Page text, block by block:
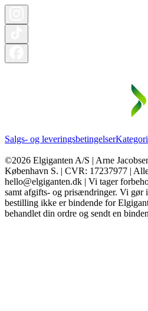
Salgs- og leveringsbetingelser
©2026 Elgiganten A/S | Arne
København S. | CVR: 17237977 |
hello@elgiganten.dk | Vi tager
samt afgifts- og prisændringer. Vi gør
bestilling ikke er bindende for
behandlet din ordre og sendt en